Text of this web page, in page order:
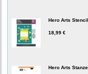
Hero Arts
18,99 €
Hero Arts